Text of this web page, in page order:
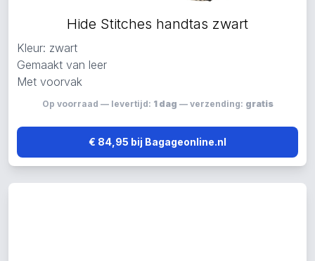
Hide Stitches handtas zwart
Kleur: zwart
Gemaakt van leer
Met voorvak
Op voorraad — levertijd: 1 dag — verzending: gratis
€ 84,95 bij Bagageonline.nl